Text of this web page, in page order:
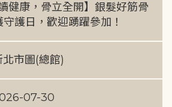
健康，骨立全開】銀髮好筋骨
護日，歡迎踴躍參加！
北市圖(總館)
07-30